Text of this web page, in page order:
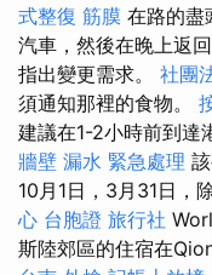
式整復 筋膜 在路的盡
汽車，然後在晚上返
指出變更需求。 社團
須通知那裡的食物。
建議在1-2小時前到達
牆壁 漏水 緊急處理
10月1日，3月31日，
心 台胞證 旅行社
斯陸郊區的住宿在